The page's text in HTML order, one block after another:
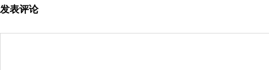
发表评论